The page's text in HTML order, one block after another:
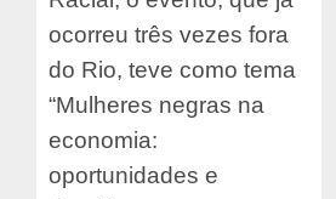
ocorreu três vezes fora
do Rio, teve como tema
“Mulheres negras na
economia:
oportunidades e